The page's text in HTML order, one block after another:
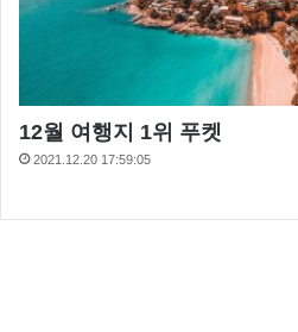
12월 여행지 1위 푸켓
2021.12.20 17:59:05